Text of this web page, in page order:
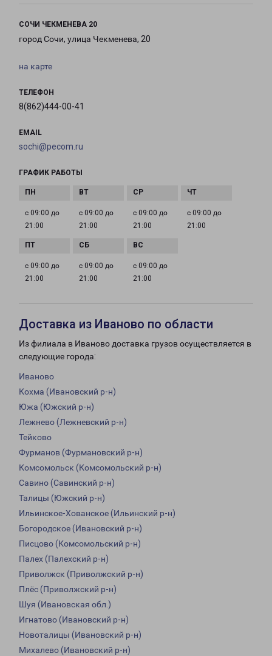
СОЧИ ЧЕКМЕНЕВА 20
город Сочи, улица Чекменева, 20
на карте
ТЕЛЕФОН
8(862)444-00-41
EMAIL
sochi@pecom.ru
ГРАФИК РАБОТЫ
с 09:00 до
21:00
с 09:00 до
21:00
с 09:00 до
21:00
с 09:00 до
21:00
с 09:00 до
21:00
с 09:00 до
21:00
с 09:00 до
21:00
Доставка из Иваново по области
Из филиала в Иваново доставка грузов осуществляется в
следующие города:
Иваново
Кохма (Ивановский р-н)
Южа (Южский р-н)
Лежнево (Лежневский р-н)
Тейково
Фурманов (Фурмановский р-н)
Комсомольск (Комсомольский р-н)
Савино (Савинский р-н)
Талицы (Южский р-н)
Ильинское-Хованское (Ильинский р-н)
Богородское (Ивановский р-н)
Писцово (Комсомольский р-н)
Палех (Палехский р-н)
Приволжск (Приволжский р-н)
Плёс (Приволжский р-н)
Шуя (Ивановская обл.)
Игнатово (Ивановский р-н)
Новоталицы (Ивановский р-н)
Михалево (Ивановский р-н)